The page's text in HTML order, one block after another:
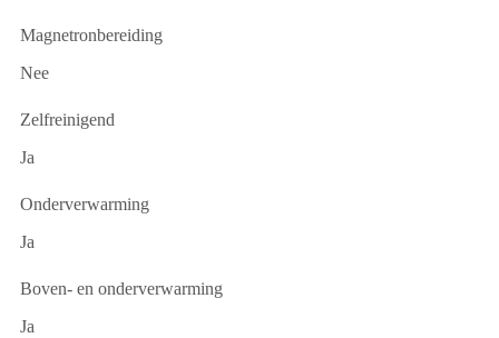
Magnetronbereiding
Nee
Zelfreinigend
Ja
Onderverwarming
Ja
Boven- en onderverwarming
Ja